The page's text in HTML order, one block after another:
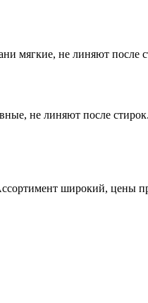
мягкие, не линяют после
не линяют после
широкий, цены